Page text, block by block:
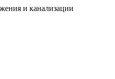
и канализации